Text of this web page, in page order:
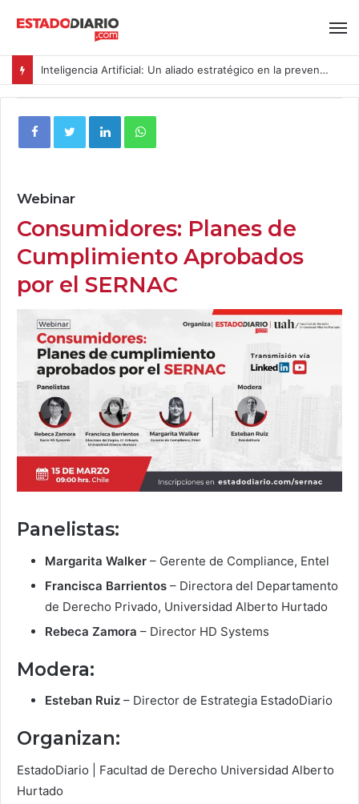
Inteligencia Artificial: Un aliado estratégico en la prevención del acoso y la violencia laboral bajo la Ley Karin
Webinar
Consumidores: Planes de
Cumplimiento Aprobados
por el SERNAC
Panelistas:
Margarita Walker – Gerente de Compliance, Entel
Francisca Barrientos – Directora del Departamento
de Derecho Privado, Universidad Alberto Hurtado
Rebeca Zamora – Director HD Systems
Modera:
Esteban Ruiz – Director de Estrategia EstadoDiario
Organizan:
EstadoDiario | Facultad de Derecho Universidad Alberto
Hurtado